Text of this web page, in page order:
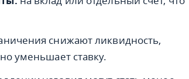
снижают ликвидность,
уменьшает ставку.